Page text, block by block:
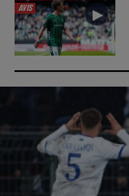
AVIS ►